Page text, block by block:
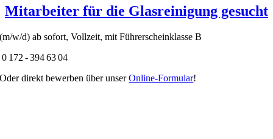
Mitarbeiter für die Glasreinigung gesucht
(m/w/d) ab sofort, Vollzeit, mit Führerscheinklasse B
0 172 - 394 63 04
Oder direkt bewerben über unserOnline-Formular!